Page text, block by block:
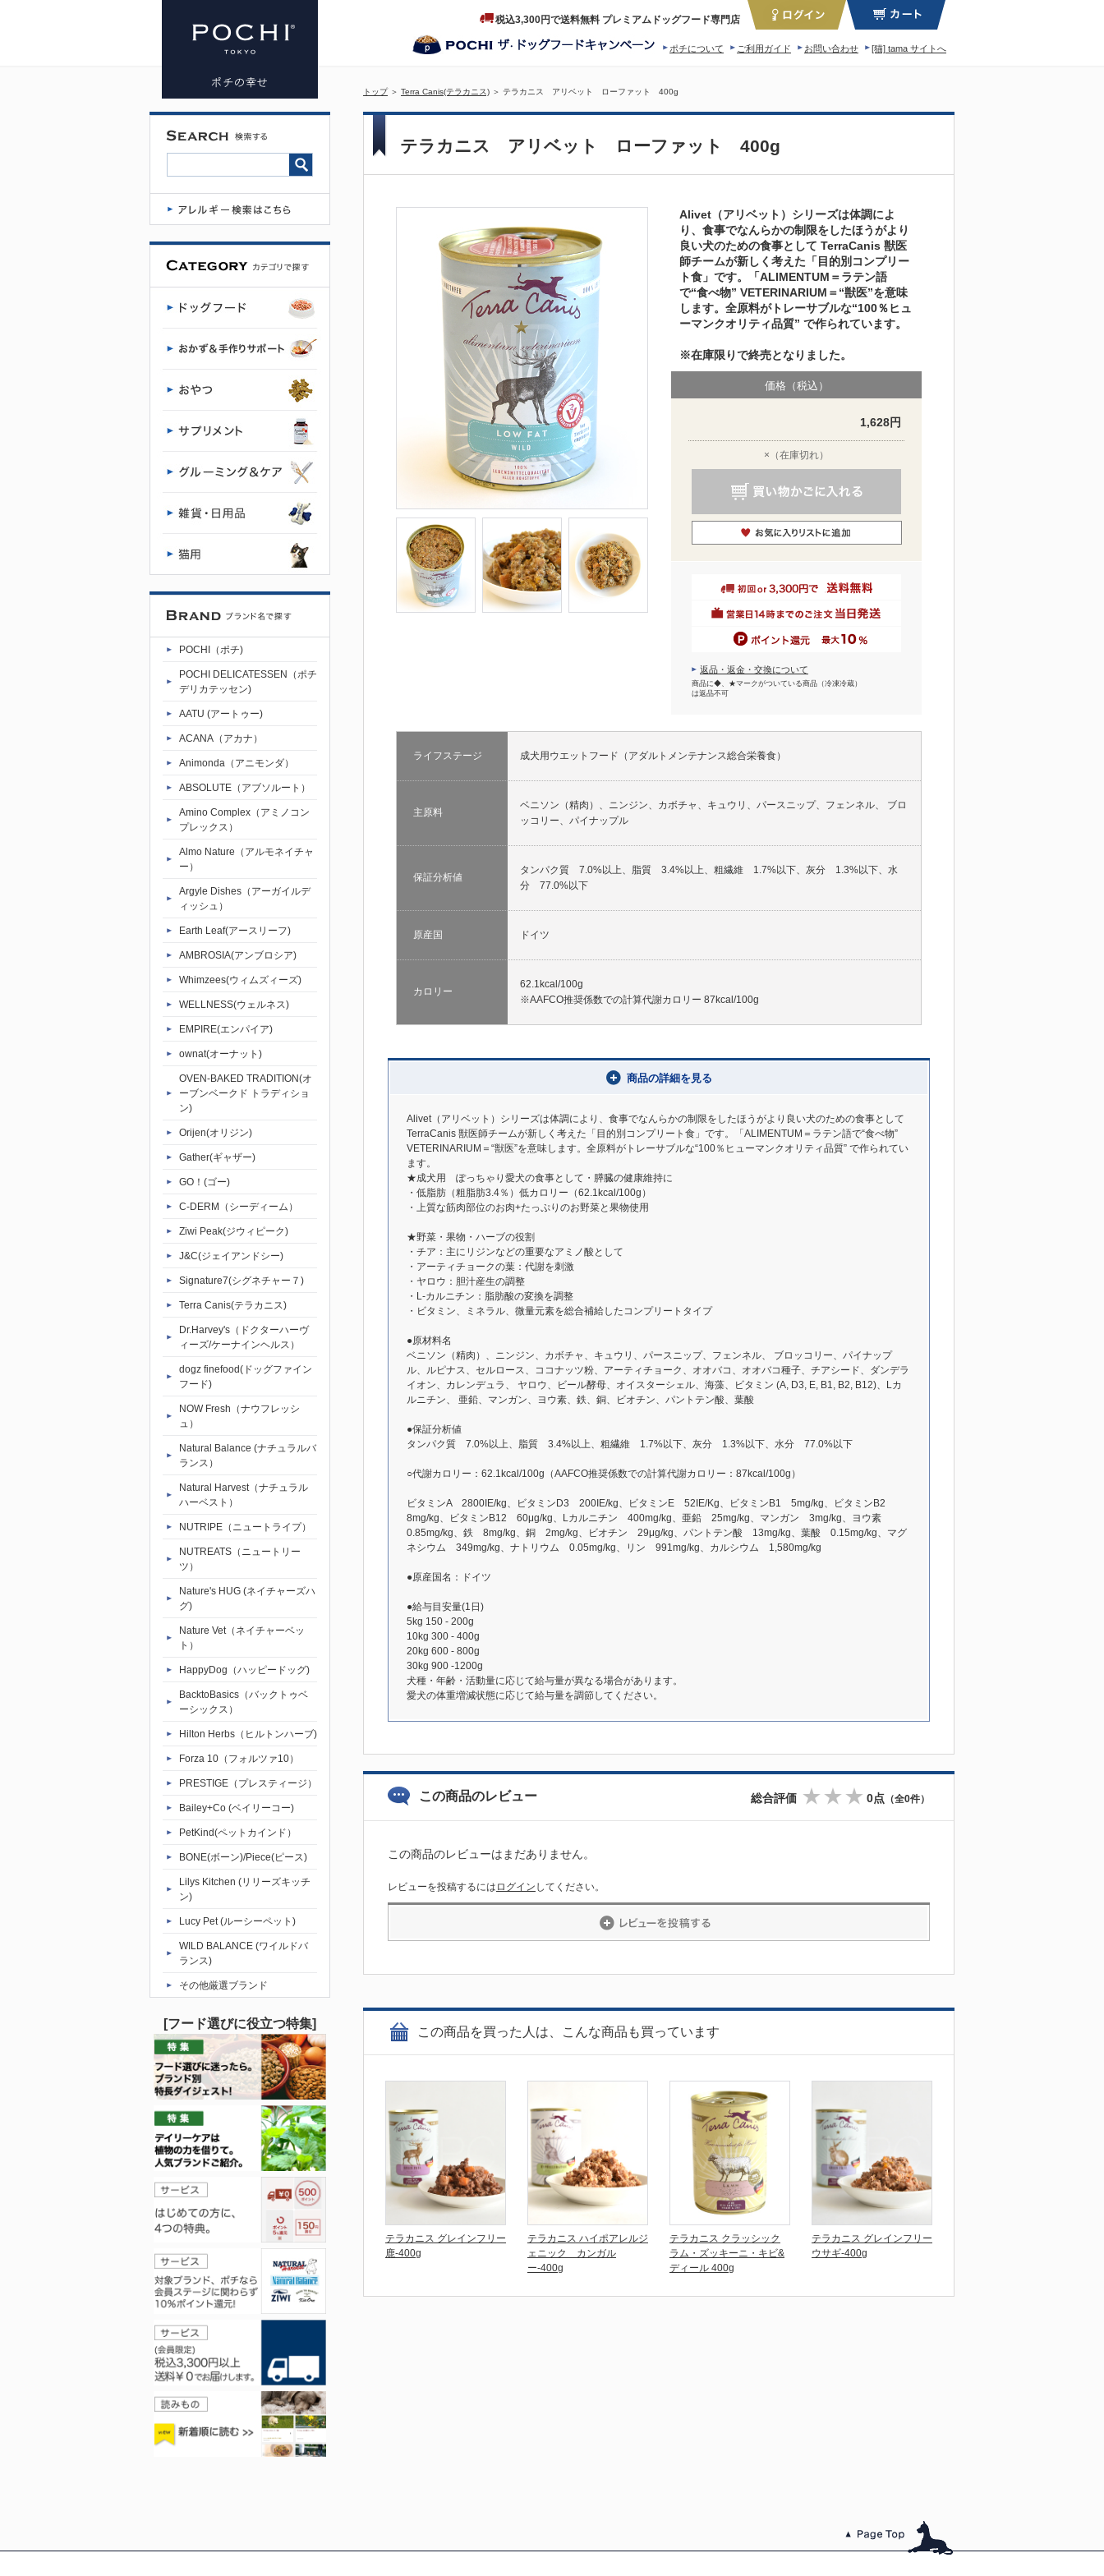
テラカニ
ス アリベ
ット ロー
ファット
400g | プレ
ミアムドッ
グフード専
門店・通販
POCHI - ポ
チ公式サイ
ト | プレミ
アムドッグ
フード専門
店・通販
POCHI - ポ
チ公式サイ
ト
税込3,300円で送料無料 プレミアムドッグフード専門店
[猫] tama サイトへ
お問い合わせ
ご利用ガイド
ポチについて
トップ ＞ Terra Canis(テラカニス) ＞ テラカニス アリベット ローファット 400g
POCHI（ポチ)
POCHI DELICATESSEN（ポチ
デリカテッセン)
AATU (アートゥー)
ACANA（アカナ）
Animonda（アニモンダ）
ABSOLUTE（アブソルート）
Amino Complex（アミノコン
プレックス）
Almo Nature（アルモネイチャ
ー）
Argyle Dishes（アーガイルデ
ィッシュ）
Earth Leaf(アースリーフ)
AMBROSIA(アンブロシア)
Whimzees(ウィムズィーズ)
WELLNESS(ウェルネス)
EMPIRE(エンパイア)
ownat(オーナット)
OVEN-BAKED TRADITION(オ
ーブンベークド トラディショ
ン)
Orijen(オリジン)
Gather(ギャザー)
GO！(ゴー)
C-DERM（シーディーム）
Ziwi Peak(ジウィピーク)
J&C(ジェイアンドシー)
Signature7(シグネチャー７)
Terra Canis(テラカニス)
Dr.Harvey's（ドクターハーヴ
ィーズ/ケーナインヘルス）
dogz finefood(ドッグファイン
フード)
NOW Fresh（ナウフレッシ
ュ）
Natural Balance (ナチュラルバ
ランス）
Natural Harvest（ナチュラル
ハーベスト）
NUTRIPE（ニュートライプ）
NUTREATS（ニュートリー
ツ）
Nature's HUG (ネイチャーズハ
グ)
Nature Vet（ネイチャーベッ
ト）
HappyDog（ハッピードッグ)
BacktoBasics（バックトゥベ
ーシックス）
Hilton Herbs（ヒルトンハーブ)
Forza 10（フォルツァ10）
PRESTIGE（プレスティージ）
Bailey+Co (ベイリーコー)
PetKind(ペットカインド）
BONE(ボーン)/Piece(ピース)
Lilys Kitchen (リリーズキッチ
ン)
Lucy Pet (ルーシーペット)
WILD BALANCE (ワイルドバ
ランス)
その他厳選ブランド
[フード選びに役立つ特集]
テラカニス アリベット ローファット 400g
Alivet（アリベット）シリーズは体調によ
り、食事でなんらかの制限をしたほうがより
良い犬のための食事として TerraCanis 獣医
師チームが新しく考えた「目的別コンプリー
ト食」です。「ALIMENTUM＝ラテン語
で“食べ物” VETERINARIUM＝“獣医”を意味
します。全原料がトレーサブルな“100％ヒュ
ーマンクオリティ品質” で作られています。
※在庫限りで終売となりました。
価格（税込）
1,628円
×（在庫切れ）
返品・返金・交換について
商品に◆、★マークがついている商品（冷凍冷蔵）
は返品不可
ライフステージ 成犬用ウエットフード（アダルトメンテナンス総合栄養食）
主原料
ベニソン（精肉）、ニンジン、カボチャ、キュウリ、パースニップ、フェンネル、 ブロ
ッコリー、パイナップル
保証分析値
タンパク質 7.0%以上、脂質 3.4%以上、粗繊維 1.7%以下、灰分 1.3%以下、水
分 77.0%以下
原産国 ドイツ
カロリー
62.1kcal/100g
※AAFCO推奨係数での計算代謝カロリー 87kcal/100g
商品の詳細を見る
Alivet（アリベット）シリーズは体調により、食事でなんらかの制限をしたほうがより良い犬のための食事として
TerraCanis 獣医師チームが新しく考えた「目的別コンプリート食」です。「ALIMENTUM＝ラテン語で“食べ物”
VETERINARIUM＝“獣医”を意味します。全原料がトレーサブルな“100％ヒューマンクオリティ品質” で作られてい
ます。
★成犬用 ぽっちゃり愛犬の食事として・膵臓の健康維持に
・低脂肪（粗脂肪3.4％）低カロリー（62.1kcal/100g）
・上質な筋肉部位のお肉+たっぷりのお野菜と果物使用
★野菜・果物・ハーブの役割
・チア：主にリジンなどの重要なアミノ酸として
・アーティチョークの葉：代謝を刺激
・ヤロウ：胆汁産生の調整
・L-カルニチン：脂肪酸の変換を調整
・ビタミン、ミネラル、微量元素を総合補給したコンプリートタイプ
●原材料名
ベニソン（精肉）、ニンジン、カボチャ、キュウリ、パースニップ、フェンネル、 ブロッコリー、パイナップ
ル、ルピナス、セルロース、ココナッツ粉、アーティチョーク、オオバコ、オオバコ種子、チアシード、ダンデラ
イオン、カレンデュラ、 ヤロウ、ビール酵母、オイスターシェル、海藻、ビタミン (A, D3, E, B1, B2, B12)、Lカ
ルニチン、 亜鉛、マンガン、ヨウ素、鉄、銅、ビオチン、パントテン酸、葉酸
●保証分析値
タンパク質 7.0%以上、脂質 3.4%以上、粗繊維 1.7%以下、灰分 1.3%以下、水分 77.0%以下
○代謝カロリー：62.1kcal/100g（AAFCO推奨係数での計算代謝カロリー：87kcal/100g）
ビタミンA 2800IE/kg、ビタミンD3 200IE/kg、ビタミンE 52IE/Kg、ビタミンB1 5mg/kg、ビタミンB2
8mg/kg、ビタミンB12 60μg/kg、Lカルニチン 400mg/kg、亜鉛 25mg/kg、マンガン 3mg/kg、ヨウ素
0.85mg/kg、鉄 8mg/kg、銅 2mg/kg、ビオチン 29μg/kg、パントテン酸 13mg/kg、葉酸 0.15mg/kg、マグ
ネシウム 349mg/kg、ナトリウム 0.05mg/kg、リン 991mg/kg、カルシウム 1,580mg/kg
●原産国名：ドイツ
●給与目安量(1日)
5kg 150 - 200g
10kg 300 - 400g
20kg 600 - 800g
30kg 900 -1200g
犬種・年齢・活動量に応じて給与量が異なる場合があります。
愛犬の体重増減状態に応じて給与量を調節してください。
この商品のレビュー 総合評価 0点 （全0件）
この商品のレビューはまだありません。
レビューを投稿するには ログイン してください。
この商品を買った人は、こんな商品も買っています
テラカニス グレインフリー
鹿-400g
テラカニス ハイポアレルジ
ェニック カンガル
ー-400g
テラカニス クラッシック
ラム・ズッキーニ・キビ&
ディール 400g
テラカニス グレインフリー
ウサギ-400g